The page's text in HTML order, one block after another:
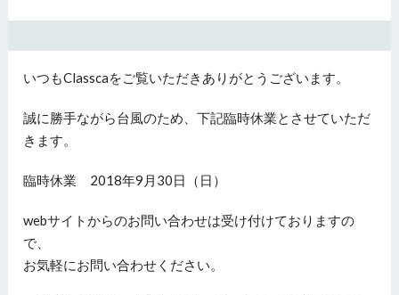
いつもClasscaをご覧いただきありがとうございます。
誠に勝手ながら台風のため、下記臨時休業とさせていただ
きます。
臨時休業 2018年9月30日（日）
webサイトからのお問い合わせは受け付けておりますの
で、
お気軽にお問い合わせください。